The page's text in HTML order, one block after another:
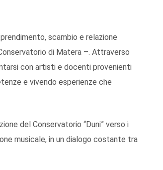
scambio e relazione
di Matera –. Attraverso
con artisti e docenti provenienti
e vivendo esperienze che
del Conservatorio “Duni” verso i
musicale, in un dialogo costante tra